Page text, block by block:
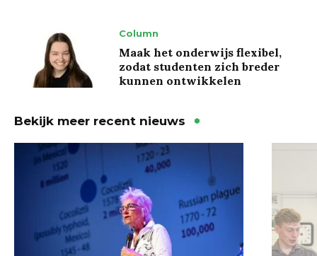
Column
Maak het onderwijs flexibel,
zodat studenten zich breder
kunnen ontwikkelen
Bekijk meer recent nieuws